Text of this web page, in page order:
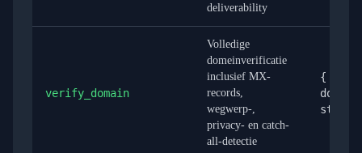
deliverability
verify_domain
Volledige
domeinverificatie
inclusief MX-
records,
wegwerp-,
privacy- en catch-
all-detectie
{